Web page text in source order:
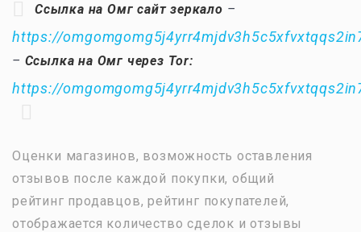
Ссылка на Омг сайт зеркало –
https://
– Ссылка на Омг через Tor:
https://
Оценки магазинов, возможность оставления
отзывов после каждой покупки, общий
рейтинг продавцов, рейтинг покупателей,
отображается количество сделок и отзывы